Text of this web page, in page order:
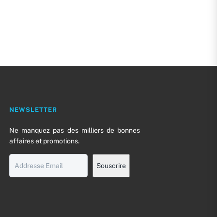
NEWSLETTER
Ne manquez pas des milliers de bonnes
affaires et promotions.